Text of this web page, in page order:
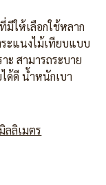
ให้เลือกใช้หลาก
ะแนงไม้เทียบแบบ
ะ สามารถระบาย
ด้ดี น้ำหนักเบา
ลลิเมตร